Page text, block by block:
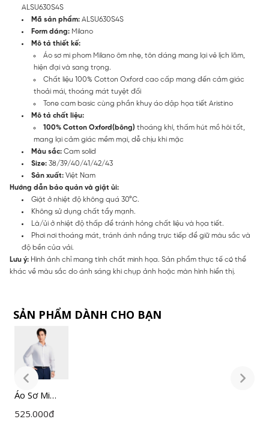
ALSU630S4S
Mã sản phẩm: ALSU630S4S
Form dáng: Milano
Mô tả thiết kế:
Áo sơ mi phom Milano ôm nhẹ, tôn dáng mang lại vẻ lịch lãm,
hiện đại và sang trọng.
Chất liệu 100% Cotton Oxford cao cấp mang đến cảm giác
thoải mái, thoáng mát tuyệt đối
Tone cam basic cùng phần khuy áo dập họa tiết Aristino
Mô tả chất liệu:
100% Cotton Oxford(bông) thoáng khí, thấm hút mồ hôi tốt,
mang lại cảm giác mềm mại, dễ chịu khi mặc
Màu sắc: Cam solid
Size: 38/39/40/41/42/43
Sản xuất: Việt Nam
Hướng dẫn bảo quản và giặt ủi:
Giặt ở nhiệt độ không quá 30°C.
Không sử dụng chất tẩy mạnh.
Là/ủi ở nhiệt độ thấp để tránh hỏng chất liệu và họa tiết.
Phơi nơi thoáng mát, tránh ánh nắng trực tiếp để giữ màu sắc và
độ bền của vải.
Lưu ý: Hình ảnh chỉ mang tính chất minh họa. Sản phẩm thực tế có thể
khác về màu sắc do ánh sáng khi chụp ảnh hoặc màn hình hiển thị.
SẢN PHẨM DÀNH CHO BẠN
Áo Sơ Mi
Nam Trắng
525.000đ